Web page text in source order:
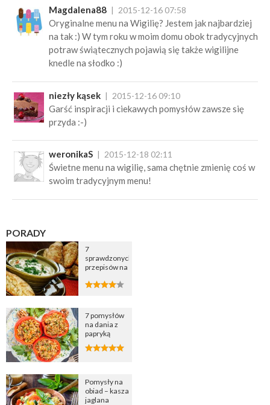
Magdalena88 2015-12-16 07:58
Oryginalne menu na Wigilię? Jestem jak najbardziej
na tak :) W tym roku w moim domu obok tradycyjnych
potraw świątecznych pojawią się także wigilijne
knedle na słodko :)
niezły kąsek 2015-12-16 09:10
Garść inspiracji i ciekawych pomysłów zawsze się
przyda :-)
weronikaS 2015-12-18 02:11
Świetne menu na wigilię, sama chętnie zmienię coś w
swoim tradycyjnym menu!
PORADY
7
sprawdzonych
przepisów na
cebulową
7 pomysłów
na dania z
papryką
Pomysły na
obiad – kasza
jaglana